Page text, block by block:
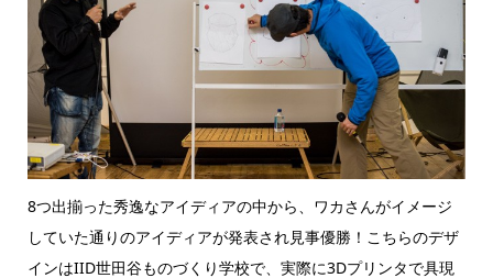
8つ出揃った秀逸なアイディアの中から、ワカさんがイメージ
していた通りのアイディアが発表され見事優勝！こちらのデザ
インはIID世田谷ものづくり学校で、実際に3Dプリンタで具現